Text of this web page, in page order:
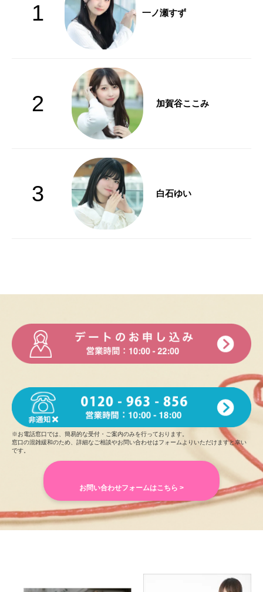
1 一ノ瀬すず
2 加賀谷ここみ
3 白石ゆい
※お電話窓口では、簡易的な受付・ご案内のみを行っております。
窓口の混雑緩和のため、詳細なご相談やお問い合わせはフォームよりいただけますと幸い
です。
お問い合わせフォームはこちら >